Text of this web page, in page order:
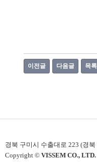
이전글 다음글 목록
경북 구미시 수출대로 223 (경
Copyright © VISSEM CO., LTD.